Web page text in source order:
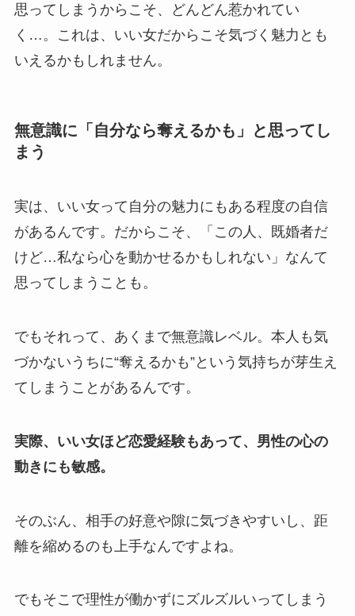
思ってしまうからこそ、どんどん惹かれてい
く…。これは、いい女だからこそ気づく魅力とも
いえるかもしれません。
無意識に「自分なら奪えるかも」と思ってし
まう
実は、いい女って自分の魅力にもある程度の自信
があるんです。だからこそ、「この人、既婚者だ
けど…私なら心を動かせるかもしれない」なんて
思ってしまうことも。
でもそれって、あくまで無意識レベル。本人も気
づかないうちに“奪えるかも”という気持ちが芽生え
てしまうことがあるんです。
実際、いい女ほど恋愛経験もあって、男性の心の
動きにも敏感。
そのぶん、相手の好意や隙に気づきやすいし、距
離を縮めるのも上手なんですよね。
でもそこで理性が働かずにズルズルいってしまう